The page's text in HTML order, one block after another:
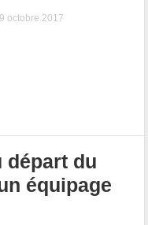
octobre 2017
départ du
équipage